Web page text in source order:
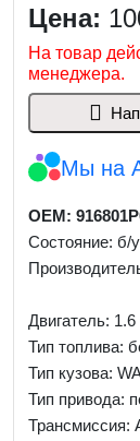
Цена:
На товар
менеджера.
Мы на
OEM:
Состояние: б/у
Двигатель:
Тип топлива:
Тип кузова:
Тип привода:
Трансмиссия: